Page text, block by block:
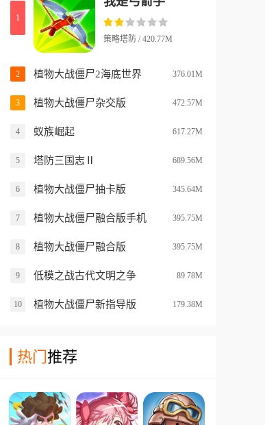
并添加到人物左右两侧空白卡
槽中便可装备成功，游戏拥有
随机生成的地图、怪物与卡
牌，可以通过收集黄金解锁更
多技能卡，虽然玩法看似简
牌面战斗让其散发着独特的魅
不断壮大自己的特色小队，体
验从无名小卒一步步成为最强
的战争之王！
1
策略塔防 / 420.77M
2 植物大战僵尸2海底世界 376.01M
3 植物大战僵尸杂交版 472.57M
4 蚁族崛起 617.27M
5 塔防三国志Ⅱ 689.56M
6 植物大战僵尸抽卡版 345.64M
7 植物大战僵尸融合版手机 395.75M
8 植物大战僵尸融合版 395.75M
9 低模之战古代文明之争 89.78M
10 植物大战僵尸新指导版 179.38M
热门推荐